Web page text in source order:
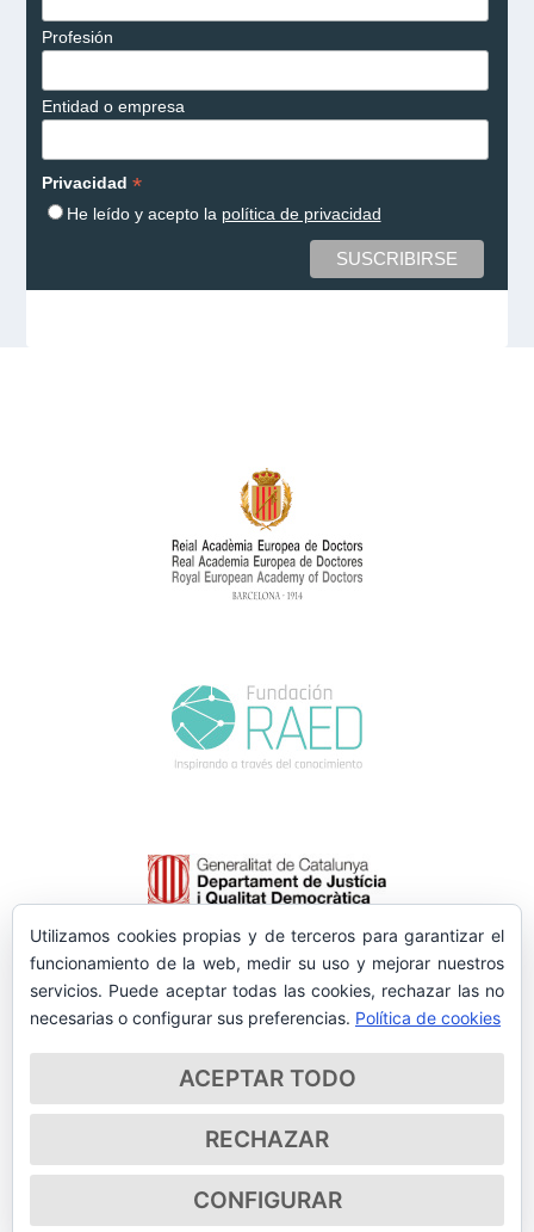
Profesión
Entidad o empresa
Privacidad *
He leído y acepto la política de privacidad
Utilizamos cookies propias y de terceros para garantizar el
funcionamiento de la web, medir su uso y mejorar nuestros
servicios. Puede aceptar todas las cookies, rechazar las no
necesarias o configurar sus preferencias. Política de cookies
ACEPTAR TODO
RECHAZAR
CONFIGURAR